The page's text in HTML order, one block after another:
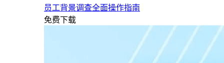
员工背景调查全面操作指南
免费下载